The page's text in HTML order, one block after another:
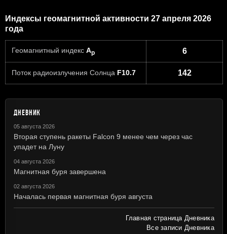
Индексы геомагнитной активности 27 апреля 2026
года
Геомагнитный индекс Ap 6
Поток радиоизлучения Солнца F10.7 142
ДНЕВНИК
05 августа 2026
Вторая ступень ракеты Falcon 9 менее чем через час
упадет на Луну
04 августа 2026
Магнитная буря завершена
02 августа 2026
Началась первая магнитная буря августа
Главная страница Дневника
Все записи Дневника